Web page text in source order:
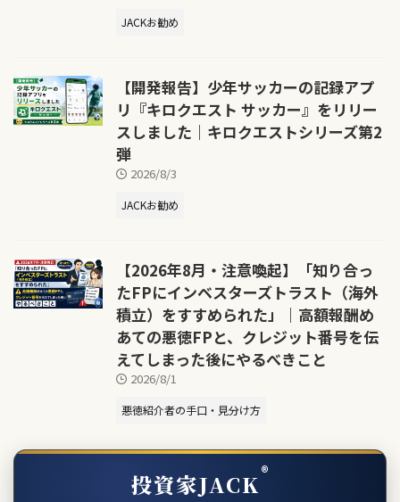
JACKお勧め
【開発報告】少年サッカーの記録アプ
リ『キロクエスト サッカー』をリリー
スしました｜キロクエストシリーズ第2
弾
2026/8/3
JACKお勧め
【2026年8月・注意喚起】「知り合っ
たFPにインベスターズトラスト（海外
積立）をすすめられた」｜高額報酬め
あての悪徳FPと、クレジット番号を伝
えてしまった後にやるべきこと
2026/8/1
悪徳紹介者の手口・見分け方
投資家JACK®